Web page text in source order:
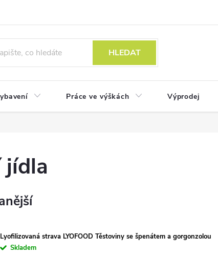
HLEDAT
Práce ve výškách Výprodej
jídla
Lyofilizovaná strava LYOFOOD Těstoviny se špenátem a gorgonzolou
Skladem